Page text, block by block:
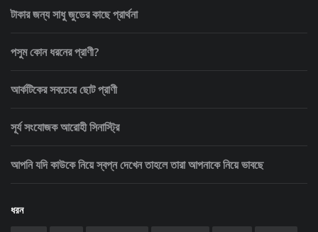
টাকার জন্য সাধু জুডের কাছে প্রার্থনা
পসুম কোন ধরনের প্রাণী?
আর্কটিকের সবচেয়ে ছোট প্রাণী
সূর্য সংযোজক আরোহী সিনাস্ট্রি
আপনি যদি কাউকে নিয়ে স্বপ্ন দেখেন তাহলে তারা আপনাকে নিয়ে ভাবছে
ধরন